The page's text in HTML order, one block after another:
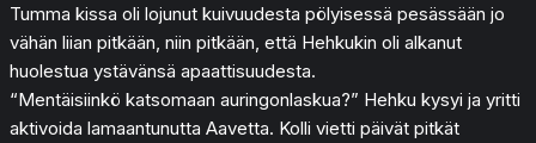
Tumma kissa oli lojunut kuivuudesta pölyisessä pesässään jo
vähän liian pitkään, niin pitkään, että Hehkukin oli alkanut
huolestua ystävänsä apaattisuudesta.
“Mentäisiinkö katsomaan auringonlaskua?” Hehku kysyi ja yritti
aktivoida lamaantunutta Aavetta. Kolli vietti päivät pitkät